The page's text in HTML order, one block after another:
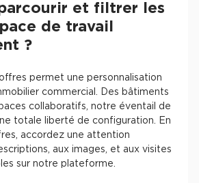
et filtrer les
de travail
?
permet une personnalisation
commercial. Des bâtiments
collaboratifs, notre éventail de
totale liberté de configuration. En
accordez une attention
aux images, et aux visites
sur notre plateforme.